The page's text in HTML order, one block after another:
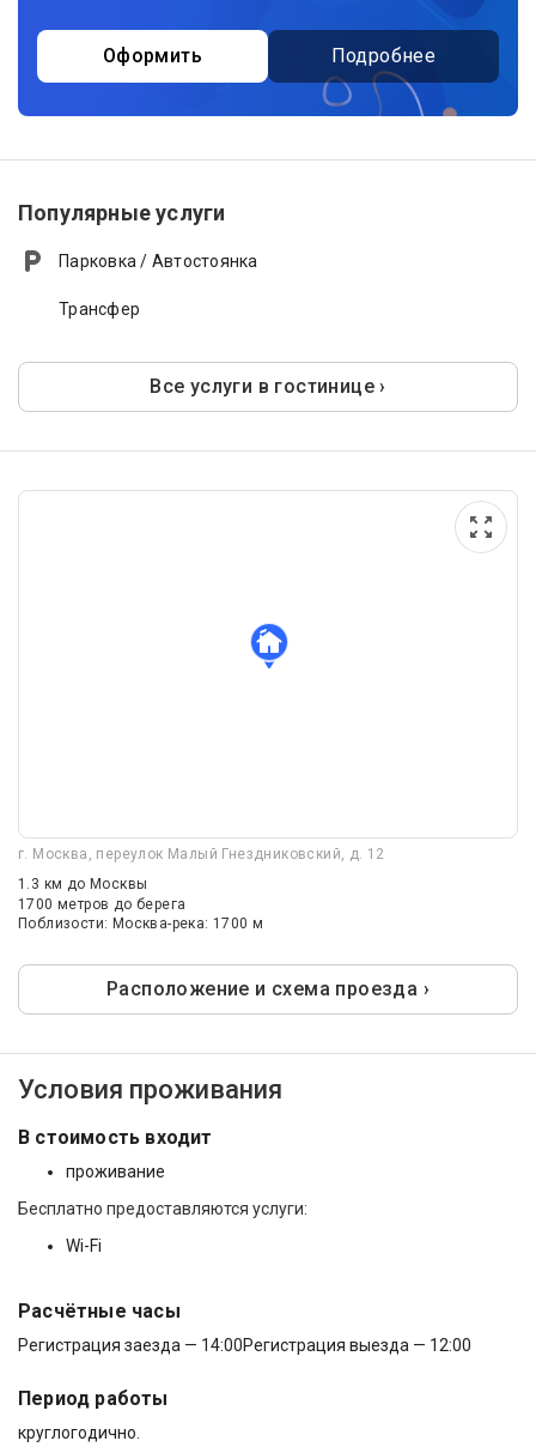
Оформить Подробнее
Популярные услуги
Парковка / Автостоянка
Трансфер
Все услуги в гостинице ›
г. Москва, переулок Малый Гнездниковский, д. 12
1.3 км до Москвы
1700 метров до берега
Поблизости: Москва-река: 1700 м
Расположение и схема проезда ›
Условия проживания
В стоимость входит
проживание
Бесплатно предоставляются услуги:
Wi-Fi
Расчётные часы
Регистрация заезда — 14:00Регистрация выезда — 12:00
Период работы
круглогодично.